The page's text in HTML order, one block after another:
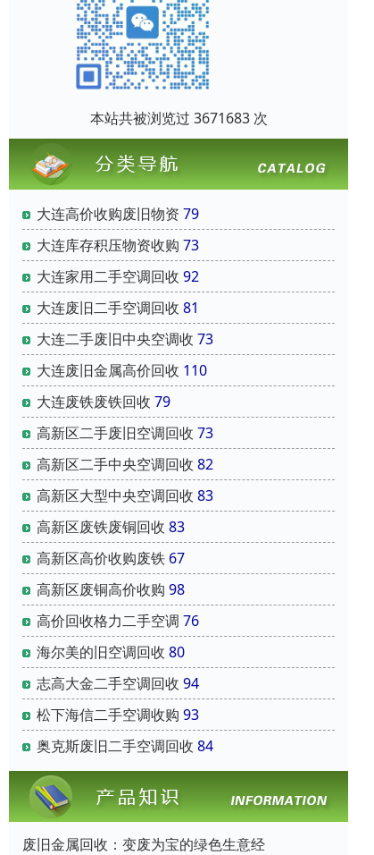
本站共被浏览过 3671683 次
大连高价收购废旧物资 79
大连库存积压物资收购 73
大连家用二手空调回收 92
大连废旧二手空调回收 81
大连二手废旧中央空调收 73
大连废旧金属高价回收 110
大连废铁废铁回收 79
高新区二手废旧空调回收 73
高新区二手中央空调回收 82
高新区大型中央空调回收 83
高新区废铁废铜回收 83
高新区高价收购废铁 67
高新区废铜高价收购 98
高价回收格力二手空调 76
海尔美的旧空调回收 80
志高大金二手空调回收 94
松下海信二手空调收购 93
奥克斯废旧二手空调回收 84
废旧金属回收：变废为宝的绿色生意经